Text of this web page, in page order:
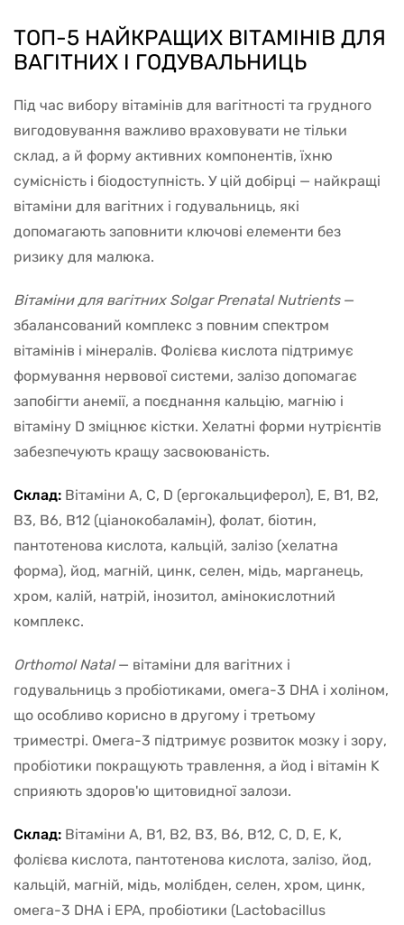
ТОП-5 НАЙКРАЩИХ ВІТАМІНІВ ДЛЯ
ВАГІТНИХ І ГОДУВАЛЬНИЦЬ
Під час вибору вітамінів для вагітності та грудного
вигодовування важливо враховувати не тільки
склад, а й форму активних компонентів, їхню
сумісність і біодоступність. У цій добірці — найкращі
вітаміни для вагітних і годувальниць, які
допомагають заповнити ключові елементи без
ризику для малюка.
Вітаміни для вагітних SolgarPrenatal Nutrients—
збалансований комплекс з повним спектром
вітамінів і мінералів. Фолієва кислота підтримує
формування нервової системи, залізо допомагає
запобігти анемії, а поєднання кальцію, магнію і
вітаміну D зміцнює кістки. Хелатні форми нутрієнтів
забезпечують кращу засвоюваність.
Склад: Вітаміни A, C, D (ергокальциферол), E, B1, B2,
B3, B6, B12 (ціанокобаламін), фолат, біотин,
пантотенова кислота, кальцій, залізо (хелатна
форма), йод, магній, цинк, селен, мідь, марганець,
хром, калій, натрій, інозитол, амінокислотний
комплекс.
Orthomol Natal— вітаміни для вагітних і
годувальниць з пробіотиками, омега-3 DHA і холіном,
що особливо корисно в другому і третьому
триместрі. Омега-3 підтримує розвиток мозку і зору,
пробіотики покращують травлення, а йод і вітамін K
сприяють здоров'ю щитовидної залози.
Склад: Вітаміни A, B1, B2, B3, B6, B12, C, D, E, K,
фолієва кислота, пантотенова кислота, залізо, йод,
кальцій, магній, мідь, молібден, селен, хром, цинк,
омега-3 DHA і EPA, пробіотики (Lactobacillus